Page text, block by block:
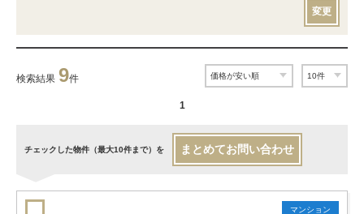
変更
検索結果 9件
1
チェックした物件（最大10件まで）を まとめてお問い合わせ
マンション